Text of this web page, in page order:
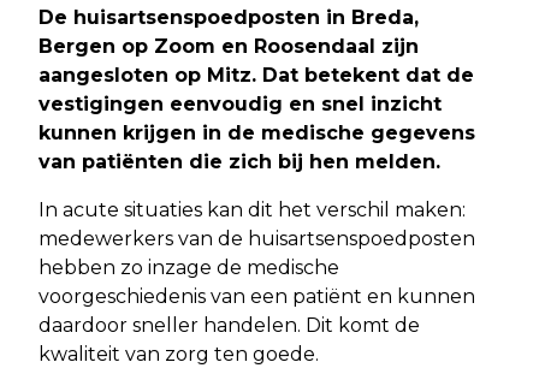
De huisartsenspoedposten in Breda,
Bergen op Zoom en Roosendaal zijn
aangesloten op Mitz. Dat betekent dat de
vestigingen eenvoudig en snel inzicht
kunnen krijgen in de medische gegevens
van patiënten die zich bij hen melden.
In acute situaties kan dit het verschil maken:
medewerkers van de huisartsenspoedposten
hebben zo inzage de medische
voorgeschiedenis van een patiënt en kunnen
daardoor sneller handelen. Dit komt de
kwaliteit van zorg ten goede.